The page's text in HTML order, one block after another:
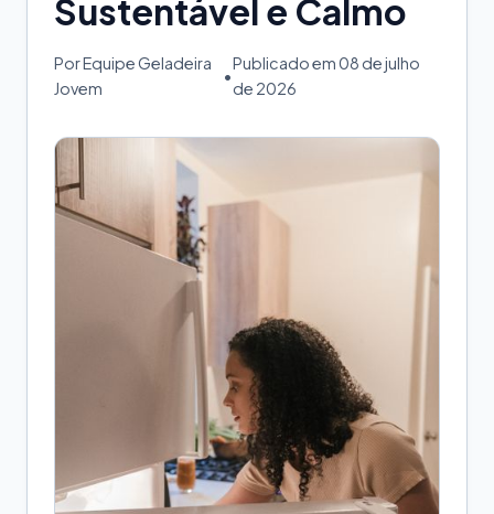
Sustentável e Calmo
Por Equipe Geladeira
Jovem
•
Publicado em 08 de julho
de 2026